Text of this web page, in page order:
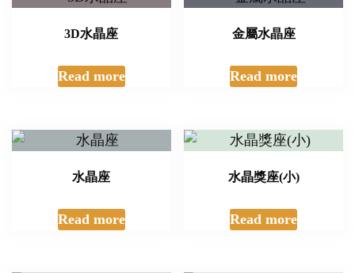
3D水晶座
Read more
金屬水晶座
Read more
水晶座
Read more
水晶獎座(小)
Read more